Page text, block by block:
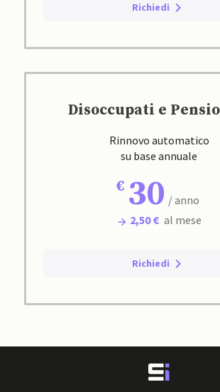
Richiedi
Disoccupati e
Rinnovo automatico
su base annuale
30 / anno
2,50 € al mese
Richiedi